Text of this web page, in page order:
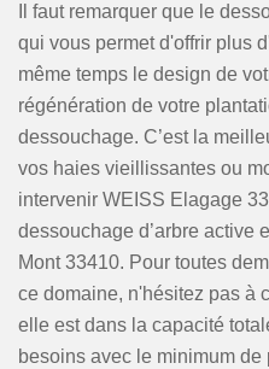
Il faut remarquer que le
qui vous permet d'offrir plus
même temps le design de
régénération de votre
dessouchage. C’est la
vos haies vieillissantes ou
intervenir WEISS Elagage
dessouchage d’arbre active
Mont 33410. Pour toutes
ce domaine, n'hésitez pas à
elle est dans la capacité
besoins avec le minimum de